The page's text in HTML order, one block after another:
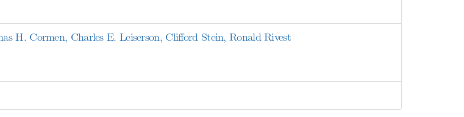
H. Cormen, Charles E. Leiserson, Clifford Stein, Ronald Rivest